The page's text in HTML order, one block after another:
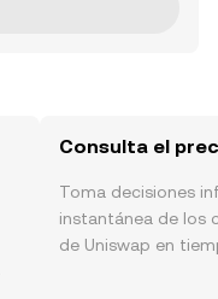
Consulta el
Toma decisiones
instantánea de los
de Uniswap en